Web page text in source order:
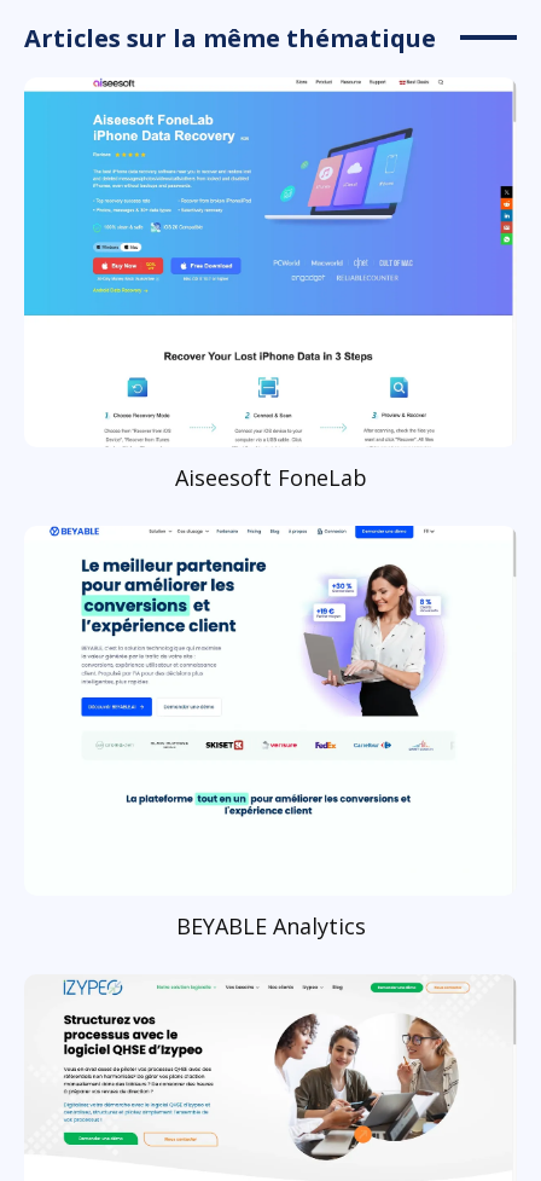
Articles sur la même thématique
Aiseesoft FoneLab
BEYABLE Analytics